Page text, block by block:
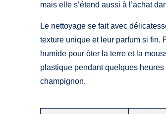
mais elle s’étend aussi à l’achat
Le nettoyage se fait avec
texture unique et leur parfum si fin.
humide pour ôter la terre et la
plastique pendant quelques
champignon.